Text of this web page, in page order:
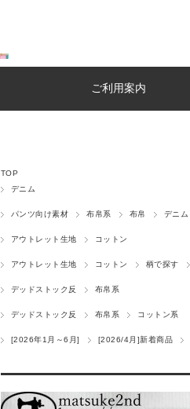
ご利用案内
TOP
デニム
パンツ向け素材 布帛系 布帛 デニム
アウトレット生地 コットン
アウトレット生地 コットン 柄で探す
デッドストック反 布帛系
デッドストック反 布帛系 コットン系
[2026年1月～6月] [2026/4月]新着商品